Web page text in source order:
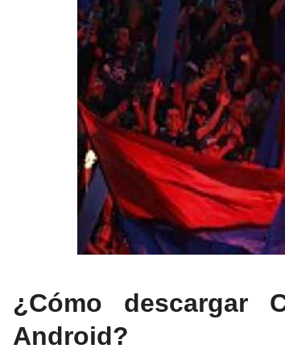
¿Cómo descargar
Android?